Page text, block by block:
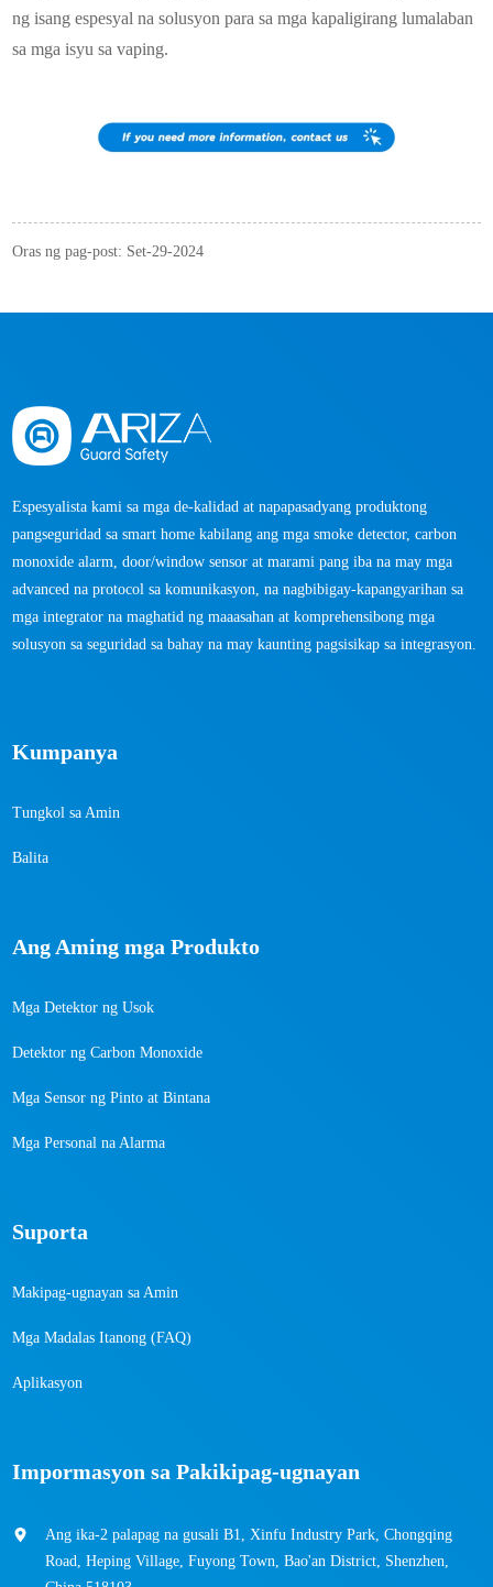
ng isang espesyal na solusyon para sa mga kapaligirang lumalaban
sa mga isyu sa vaping.
Oras ng pag-post: Set-29-2024
Espesyalista kami sa mga de-kalidad at napapasadyang produktong
pangseguridad sa smart home kabilang ang mga smoke detector, carbon
monoxide alarm, door/window sensor at marami pang iba na may mga
advanced na protocol sa komunikasyon, na nagbibigay-kapangyarihan sa
mga integrator na maghatid ng maaasahan at komprehensibong mga
solusyon sa seguridad sa bahay na may kaunting pagsisikap sa integrasyon.
Kumpanya
Tungkol sa Amin
Balita
Ang Aming mga Produkto
Mga Detektor ng Usok
Detektor ng Carbon Monoxide
Mga Sensor ng Pinto at Bintana
Mga Personal na Alarma
Suporta
Makipag-ugnayan sa Amin
Mga Madalas Itanong (FAQ)
Aplikasyon
Impormasyon sa Pakikipag-ugnayan
Ang ika-2 palapag na gusali B1, Xinfu Industry Park, Chongqing
Road, Heping Village, Fuyong Town, Bao'an District, Shenzhen,